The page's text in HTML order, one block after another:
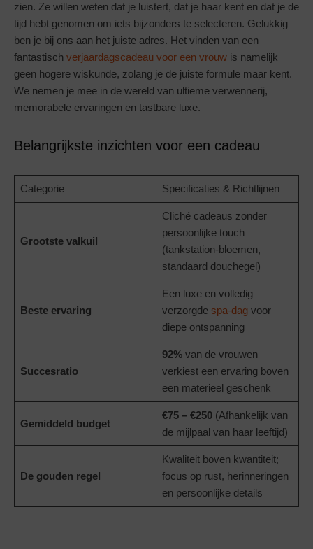
zien. Ze willen weten dat je luistert, dat je haar kent en dat je de
tijd hebt genomen om iets bijzonders te selecteren. Gelukkig
ben je bij ons aan het juiste adres. Het vinden van een
fantastisch verjaardagscadeau voor een vrouw is namelijk
geen hogere wiskunde, zolang je de juiste formule maar kent.
We nemen je mee in de wereld van ultieme verwennerij,
memorabele ervaringen en tastbare luxe.
Belangrijkste inzichten voor een cadeau
Categorie Specificaties & Richtlijnen
Grootste valkuil
Cliché cadeaus zonder
persoonlijke touch
(tankstation-bloemen,
standaard douchegel)
Beste ervaring
Een luxe en volledig
verzorgde spa-dagvoor
diepe ontspanning
Succesratio
92%van de vrouwen
verkiest een ervaring boven
een materieel geschenk
Gemiddeld budget
€75 – €250(Afhankelijk van
de mijlpaal van haar leeftijd)
De gouden regel
Kwaliteit boven kwantiteit;
focus op rust, herinneringen
en persoonlijke details